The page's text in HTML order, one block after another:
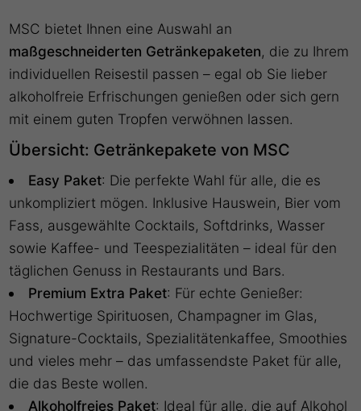
MSC bietet Ihnen eine Auswahl an
maßgeschneiderten Getränkepaketen, die zu Ihrem
individuellen Reisestil passen – egal ob Sie lieber
alkoholfreie Erfrischungen genießen oder sich gern
mit einem guten Tropfen verwöhnen lassen.
Übersicht: Getränkepakete von MSC
Easy Paket: Die perfekte Wahl für alle, die es
unkompliziert mögen. Inklusive Hauswein, Bier vom
Fass, ausgewählte Cocktails, Softdrinks, Wasser
sowie Kaffee- und Teespezialitäten – ideal für den
täglichen Genuss in Restaurants und Bars.
Premium Extra Paket: Für echte Genießer:
Hochwertige Spirituosen, Champagner im Glas,
Signature-Cocktails, Spezialitätenkaffee, Smoothies
und vieles mehr – das umfassendste Paket für alle,
die das Beste wollen.
Alkoholfreies Paket: Ideal für alle, die auf Alkohol